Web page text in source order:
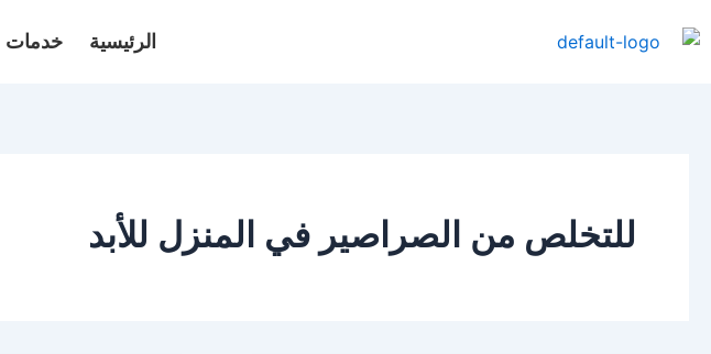
إلى
الرئيسية خدمات
للتخلص من الصراصير في المنزل للأبد